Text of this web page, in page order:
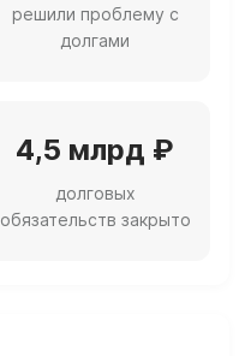
решили проблему с
долгами
4,5 млрд ₽
долговых
обязательств закрыто